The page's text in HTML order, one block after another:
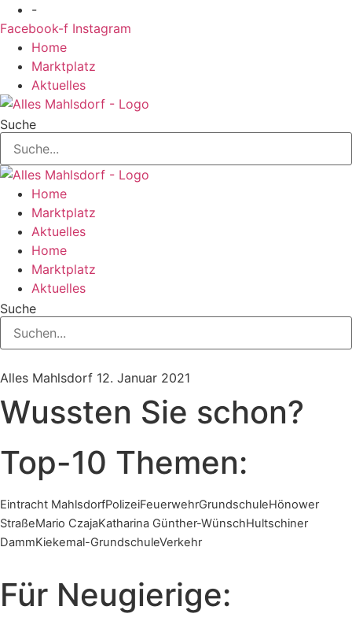
Zum
Inhalt
springen
-
Facebook-f Instagram
Home
Marktplatz
Aktuelles
Suche
Home
Marktplatz
Aktuelles
Home
Marktplatz
Aktuelles
Suche
Alles Mahlsdorf 12. Januar 2021
Wussten Sie schon?
Top-10 Themen:
Eintracht MahlsdorfPolizeiFeuerwehrGrundschuleHönower
StraßeMario CzajaKatharina Günther-WünschHultschiner
DammKiekemal-GrundschuleVerkehr
Für Neugierige: